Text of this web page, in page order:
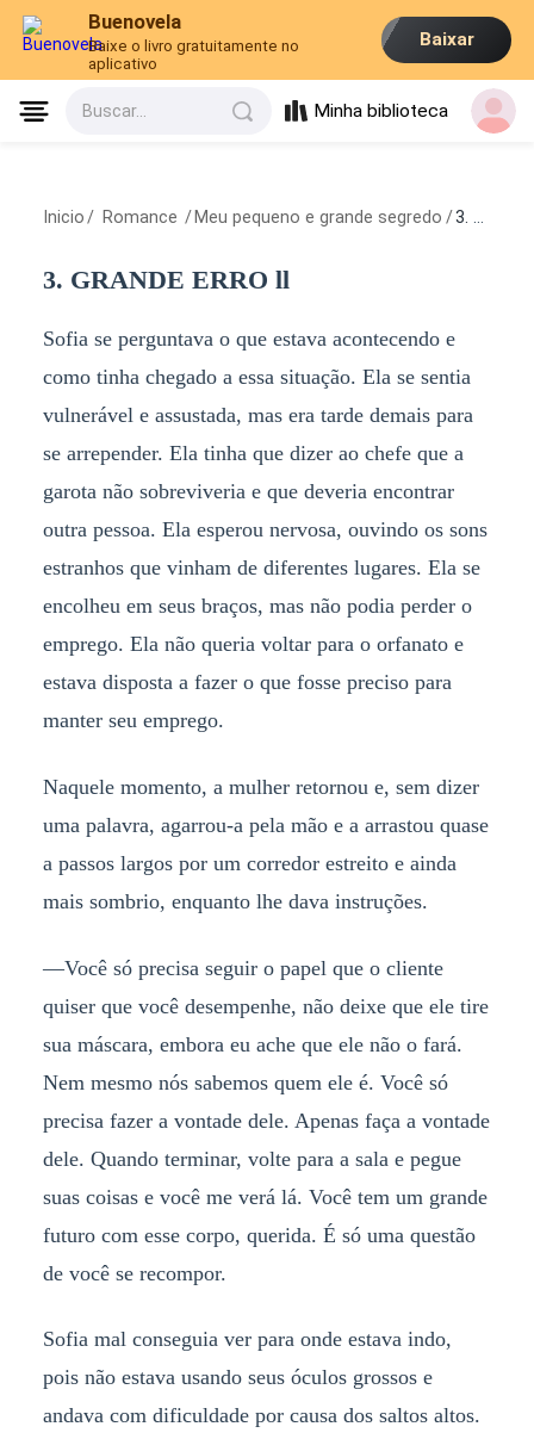
Buenovela
Baixe o livro gratuitamente no
aplicativo
Baixar
Buscar... Minha biblioteca
Inicio / Romance / Meu pequeno e grande segredo /3. GRANDE ERRO ll
3. GRANDE ERRO ll
Sofia se perguntava o que estava acontecendo e
como tinha chegado a essa situação. Ela se sentia
vulnerável e assustada, mas era tarde demais para
se arrepender. Ela tinha que dizer ao chefe que a
garota não sobreviveria e que deveria encontrar
outra pessoa. Ela esperou nervosa, ouvindo os sons
estranhos que vinham de diferentes lugares. Ela se
encolheu em seus braços, mas não podia perder o
emprego. Ela não queria voltar para o orfanato e
estava disposta a fazer o que fosse preciso para
manter seu emprego.
Naquele momento, a mulher retornou e, sem dizer
uma palavra, agarrou-a pela mão e a arrastou quase
a passos largos por um corredor estreito e ainda
mais sombrio, enquanto lhe dava instruções.
—Você só precisa seguir o papel que o cliente
quiser que você desempenhe, não deixe que ele tire
sua máscara, embora eu ache que ele não o fará.
Nem mesmo nós sabemos quem ele é. Você só
precisa fazer a vontade dele. Apenas faça a vontade
dele. Quando terminar, volte para a sala e pegue
suas coisas e você me verá lá. Você tem um grande
futuro com esse corpo, querida. É só uma questão
de você se recompor.
Sofia mal conseguia ver para onde estava indo,
pois não estava usando seus óculos grossos e
andava com dificuldade por causa dos saltos altos.